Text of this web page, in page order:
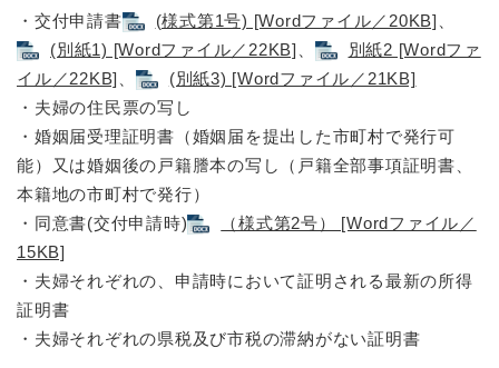
・交付申請書 (様式第1号) [Wordファイル／20KB]
(別紙1) [Wordファイル／22KB]
別紙2 [Wordファ
イル／22KB]
(別紙3) [Wordファイル／21KB]
・夫婦の住民票の写し
・婚姻届受理証明書（婚姻届を提出した市町村で発行可
能）又は婚姻後の戸籍謄本の写し（戸籍全部事項証明書、
本籍地の市町村で発行）
・同意書(交付申請時)
（様式第2号） [Wordファイル／
15KB]
・夫婦それぞれの、申請時において証明される最新の所得
証明書
・夫婦それぞれの県税及び市税の滞納がない証明書